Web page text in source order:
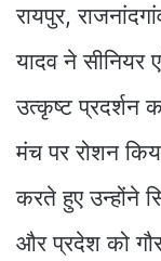
रायपुर,
यादव ने सीनियर
उत्कृष्ट प्रदर्शन
मंच पर रोशन
करते हुए उन्होंने
और प्रदेश को